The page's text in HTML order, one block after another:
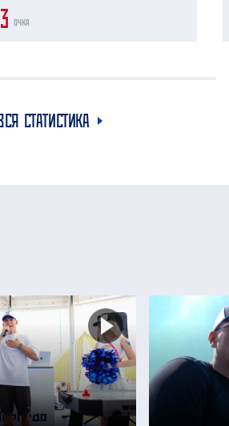
СТАТИСТИКА
очка